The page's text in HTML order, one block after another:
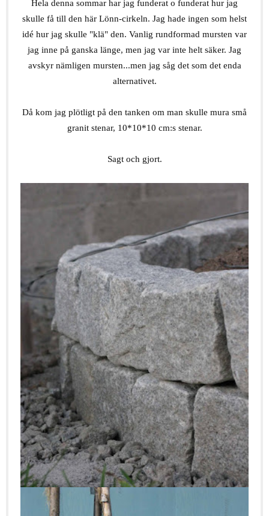
Hela denna sommar har jag funderat o funderat hur jag
skulle få till den här Lönn-cirkeln. Jag hade ingen som helst
idé hur jag skulle "klä" den. Vanlig rundformad mursten var
jag inne på ganska länge, men jag var inte helt säker. Jag
avskyr nämligen mursten...men jag såg det som det enda
alternativet.
Då kom jag plötligt på den tanken om man skulle mura små
granit stenar, 10*10*10 cm:s stenar.
Sagt och gjort.